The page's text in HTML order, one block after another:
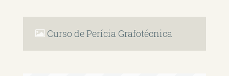
Curso de Perícia Grafotécnica